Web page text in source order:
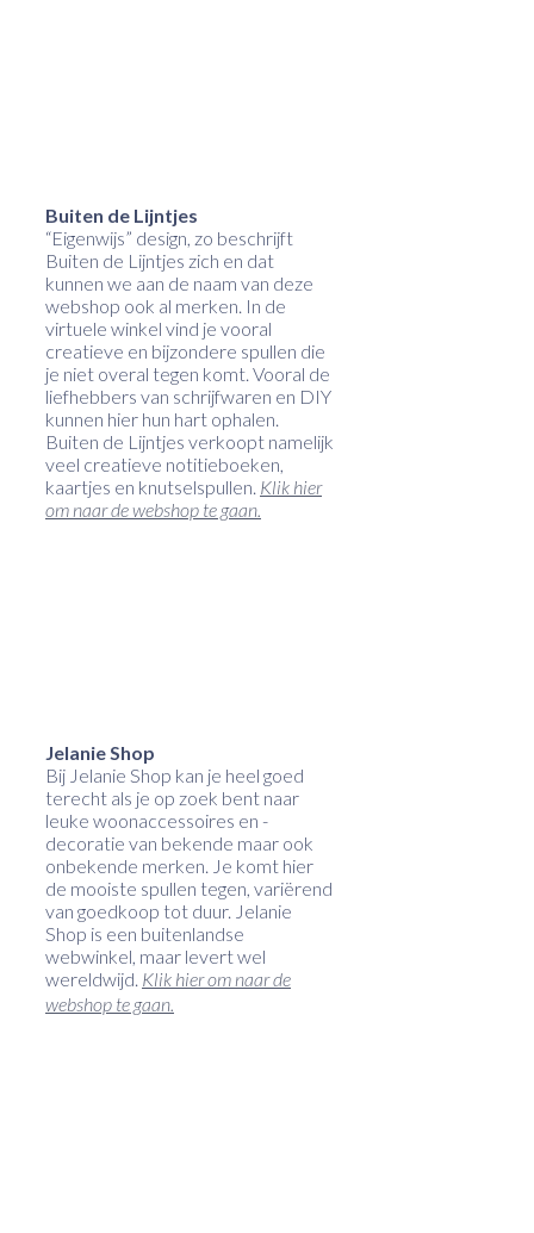
Buiten de Lijntjes
“Eigenwijs” design, zo beschrijft
Buiten de Lijntjes zich en dat
kunnen we aan de naam van deze
webshop ook al merken. In de
virtuele winkel vind je vooral
creatieve en bijzondere spullen die
je niet overal tegen komt. Vooral de
liefhebbers van schrijfwaren en DIY
kunnen hier hun hart ophalen.
Buiten de Lijntjes verkoopt namelijk
veel creatieve notitieboeken,
kaartjes en knutselspullen. Klik hier
om naar de webshop te gaan.
Jelanie Shop
Bij Jelanie Shop kan je heel goed
terecht als je op zoek bent naar
leuke woonaccessoires en -
decoratie van bekende maar ook
onbekende merken. Je komt hier
de mooiste spullen tegen, variërend
van goedkoop tot duur. Jelanie
Shop is een buitenlandse
webwinkel, maar levert wel
wereldwijd. Klik hier om naar de
webshop te gaan.